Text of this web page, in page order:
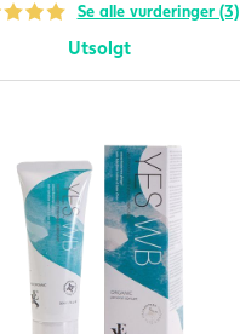
Se alle vurderinger (3)
Utsolgt